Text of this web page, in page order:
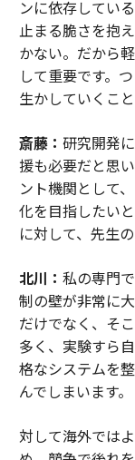
ンに依存してい
止まる脆さを抱
かない。だから
して重要です。
生かしていくこ
斎藤： 研究開発
援も必要だと思
ント機関として
化を目指したい
に対して、先生
北川： 私の専門
制の壁が非常に
だけでなく、そ
多く、実験すら
格なシステムを
んでしまいます。
対して海外では